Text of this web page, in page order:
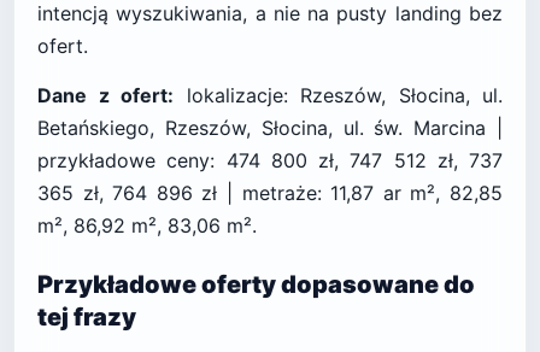
intencją wyszukiwania, a nie na pusty landing bez
ofert.
Dane z ofert: lokalizacje: Rzeszów, Słocina, ul.
Betańskiego, Rzeszów, Słocina, ul. św. Marcina |
przykładowe ceny: 474 800 zł, 747 512 zł, 737
365 zł, 764 896 zł | metraże: 11,87 ar m², 82,85
m², 86,92 m², 83,06 m².
Przykładowe oferty dopasowane do
tej frazy